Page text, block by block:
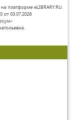
платформе eLIBRARY.RU.
03.07.2026